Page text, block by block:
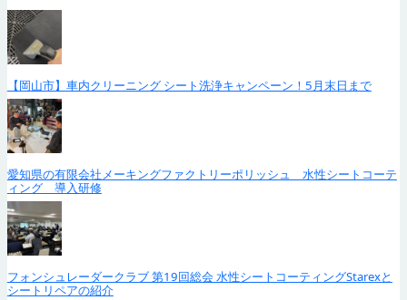
【岡山市】車内クリーニング シート洗浄キャンペーン！5月末日まで
愛知県の有限会社メーキングファクトリーポリッシュ 水性シートコーテ
ィング 導入研修
フォンシュレーダークラブ 第19回総会 水性シートコーティングStarexと
シートリペアの紹介